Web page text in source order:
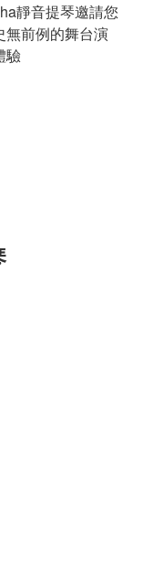
靜音提琴邀請您
無前例的舞台演
驗